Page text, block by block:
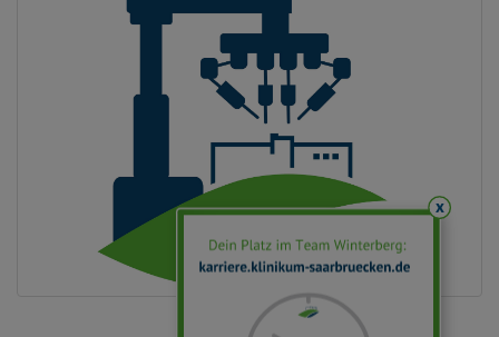
x